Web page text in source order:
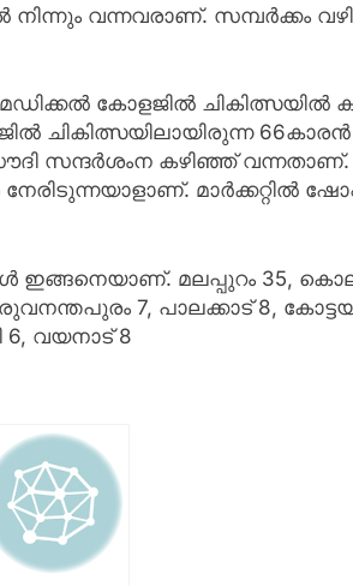
വന്നവരാണ്. സമ്പര്‍ക്കം വഴി
കോളജില്‍ ചികിത്സയില്‍
ചികിത്സയിലായിരുന്ന 66കാരന്‍
സന്ദര്‍ശംന കഴിഞ്ഞ് വന്നതാണ്.
മാര്‍ക്കറ്റില്‍
ഇങ്ങനെയാണ്. മലപ്പുറം 35,
7, പാലക്കാട് 8,
6, വയനാട് 8